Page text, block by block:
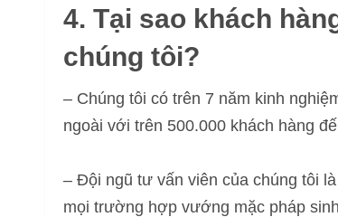
4. Tại sao khách
chúng tôi?
– Chúng tôi có trên 7 năm kinh
ngoài với trên 500.000 khách hàng
– Đội ngũ tư vấn viên của chúng tôi
mọi trường hợp vướng mặc pháp